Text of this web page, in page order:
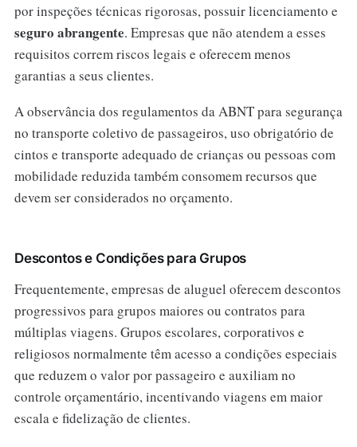
por inspeções técnicas rigorosas, possuir licenciamento e
seguro abrangente. Empresas que não atendem a esses
requisitos correm riscos legais e oferecem menos
garantias a seus clientes.
A observância dos regulamentos da ABNT para segurança
no transporte coletivo de passageiros, uso obrigatório de
cintos e transporte adequado de crianças ou pessoas com
mobilidade reduzida também consomem recursos que
devem ser considerados no orçamento.
Descontos e Condições para Grupos
Frequentemente, empresas de aluguel oferecem descontos
progressivos para grupos maiores ou contratos para
múltiplas viagens. Grupos escolares, corporativos e
religiosos normalmente têm acesso a condições especiais
que reduzem o valor por passageiro e auxiliam no
controle orçamentário, incentivando viagens em maior
escala e fidelização de clientes.